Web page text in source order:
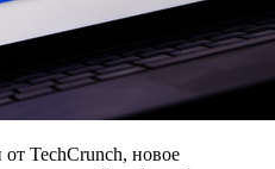
TechCrunch, новое